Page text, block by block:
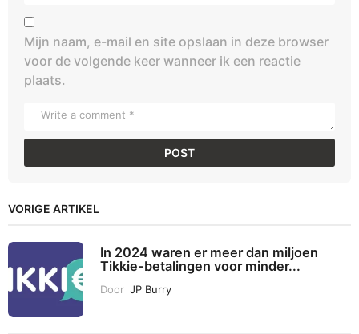
Mijn naam, e-mail en site opslaan in deze browser
voor de volgende keer wanneer ik een reactie
plaats.
VORIGE ARTIKEL
In 2024 waren er meer dan miljoen
Tikkie-betalingen voor minder...
Door JP Burry